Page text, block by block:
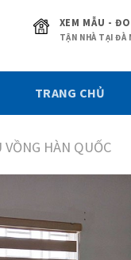
XEM MẪU -
TẬN NHÀ TẠI ĐÀ
TRANG CHỦ
VỒNG HÀN QUỐC